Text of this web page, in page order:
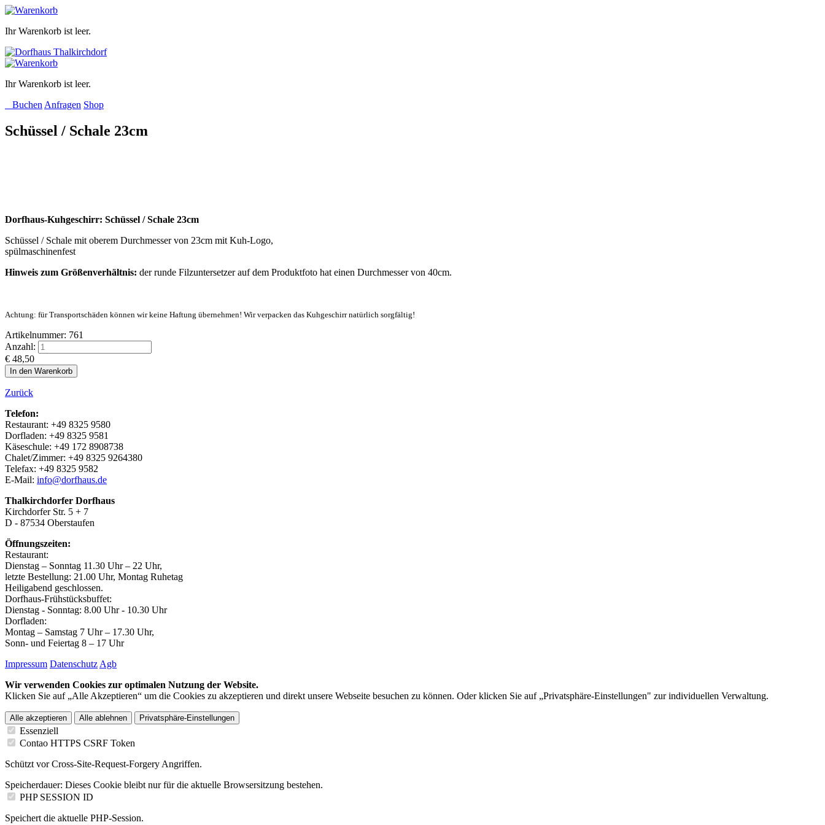
Ihr Warenkorb ist leer.
Ihr Warenkorb ist leer.
Buchen Anfragen Shop
Schüssel / Schale 23cm
Dorfhaus-Kuhgeschirr: Schüssel / Schale 23cm
Schüssel / Schale mit oberem Durchmesser von 23cm mit Kuh-Logo,
spülmaschinenfest
Hinweis zum Größenverhältnis: der runde Filzuntersetzer auf dem Produktfoto hat einen Durchmesser von 40cm.
Achtung: für Transportschäden können wir keine Haftung übernehmen! Wir verpacken das Kuhgeschirr natürlich sorgfältig!
Artikelnummer: 761
Anzahl:
€ 48,50
Zurück
Telefon:
Restaurant: +49 8325 9580
Dorfladen: +49 8325 9581
Käseschule: +49 172 8908738
Chalet/Zimmer: +49 8325 9264380
Telefax: +49 8325 9582
E-Mail: info@dorfhaus.de
Thalkirchdorfer Dorfhaus
Kirchdorfer Str. 5 + 7
D - 87534 Oberstaufen
Öffnungszeiten:
Restaurant:
Dienstag – Sonntag 11.30 Uhr – 22 Uhr,
letzte Bestellung: 21.00 Uhr, Montag Ruhetag
Heiligabend geschlossen.
Dorfhaus-Frühstücksbuffet:
Dienstag - Sonntag: 8.00 Uhr - 10.30 Uhr
Dorfladen:
Montag – Samstag 7 Uhr – 17.30 Uhr,
Sonn- und Feiertag 8 – 17 Uhr
Impressum Datenschutz Agb
Wir verwenden Cookies zur optimalen Nutzung der Website.
Klicken Sie auf „Alle Akzeptieren“ um die Cookies zu akzeptieren und direkt unsere Webseite besuchen zu können. Oder klicken Sie auf „Privatsphäre-Einstellungen" zur individuellen Verwaltung.
Alle akzeptieren Alle ablehnen Privatsphäre-Einstellungen
Essenziell
Contao HTTPS CSRF Token
Schützt vor Cross-Site-Request-Forgery Angriffen.
Speicherdauer: Dieses Cookie bleibt nur für die aktuelle Browsersitzung bestehen.
PHP SESSION ID
Speichert die aktuelle PHP-Session.